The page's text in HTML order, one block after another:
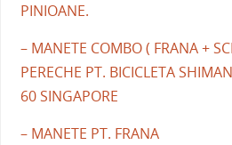
PINIOANE.
– MANETE COMBO ( FRANA +
PERECHE PT. BICICLETA
60 SINGAPORE
– MANETE PT. FRANA